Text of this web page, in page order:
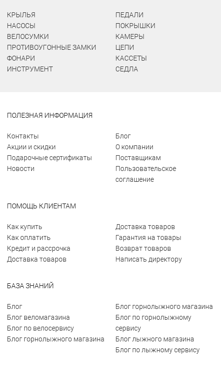
КРЫЛЬЯ
НАСОСЫ
ВЕЛОСУМКИ
ПРОТИВОУГОННЫЕ ЗАМКИ
ФОНАРИ
ИНСТРУМЕНТ
ПЕДАЛИ
ПОКРЫШКИ
КАМЕРЫ
ЦЕПИ
КАССЕТЫ
СЕДЛА
ПОЛЕЗНАЯ ИНФОРМАЦИЯ
Контакты
Акции и скидки
Подарочные сертификаты
Новости
Блог
О компании
Поставщикам
Пользовательское
соглашение
ПОМОЩЬ КЛИЕНТАМ
Как купить
Как оплатить
Кредит и рассрочка
Доставка товаров
Доставка товаров
Гарантия на товары
Возврат товаров
Написать директору
БАЗА ЗНАНИЙ
Блог
Блог веломагазина
Блог по велосервису
Блог горнолыжного магазина
Блог горнолыжного магазина
Блог по горнолыжному
сервису
Блог лыжного магазина
Блог по лыжному сервису